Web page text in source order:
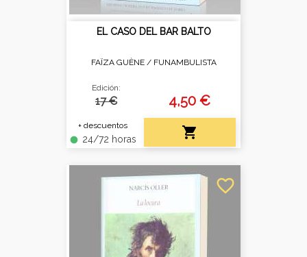
EL CASO DEL BAR BALTO
FAÏZA GUÈNE / FUNAMBULISTA
Edición:
17 €
+ descuentos
fiber_manual_record 24/72 horas
4,50 €

favorite_border